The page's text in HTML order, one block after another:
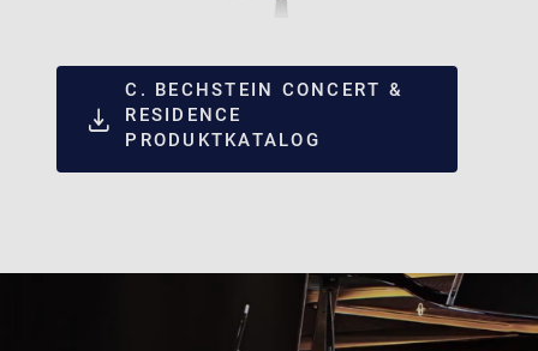
C. BECHSTEIN CONCERT &
RESIDENCE
PRODUKTKATALOG